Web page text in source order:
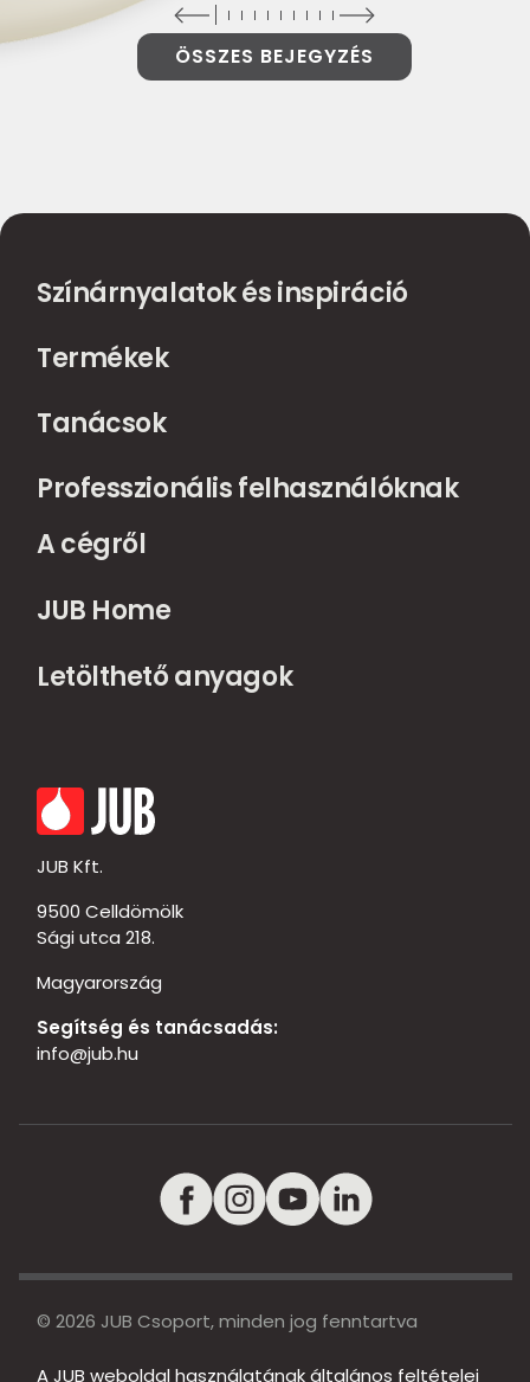
ÖSSZES BEJEGYZÉS
Színárnyalatok és inspiráció
Termékek
Tanácsok
Professzionális felhasználóknak
A cégről
JUB Home
Letölthető anyagok
JUB Kft.
9500 Celldömölk
Sági utca 218.
Magyarország
Segítség és tanácsadás:
info@jub.hu
© 2026 JUB Csoport, minden jog fenntartva
A JUB weboldal használatának általános feltételei